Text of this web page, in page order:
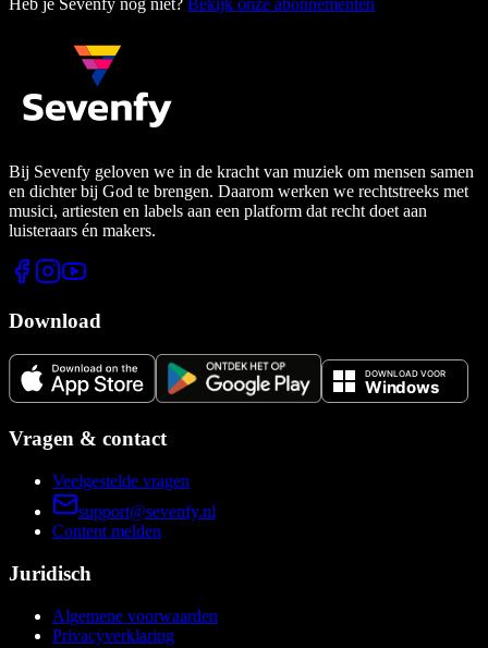
Heb je Sevenfy nog niet? Bekijk onze abonnementen
Bij Sevenfy geloven we in de kracht van muziek om mensen samen
en dichter bij God te brengen. Daarom werken we rechtstreeks met
musici, artiesten en labels aan een platform dat recht doet aan
luisteraars én makers.
Download
Vragen & contact
Veelgestelde vragen
support@sevenfy.nl
Content melden
Juridisch
Algemene voorwaarden
Privacyverklaring